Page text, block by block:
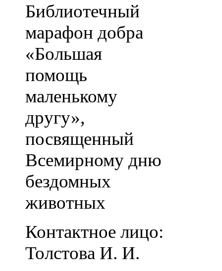
Библиотечный
марафон добра
«Большая
помощь
маленькому
другу»,
посвященный
Всемирному дню
бездомных
животных
Контактное лицо:
Толстова И. И.